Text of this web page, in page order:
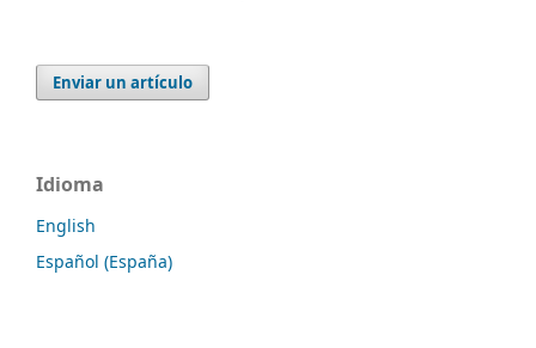
Enviar un artículo
Idioma
English
Español (España)